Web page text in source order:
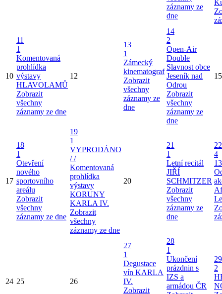
záznamy ze
dne
10
11
1
Komentovaná
prohlídka
výstavy
HLAVOLAMŮ
Zobrazit
všechny
záznamy ze dne
12
13
1
Zámecký
kinematograf
Zobrazit
všechny
záznamy ze
dne
14
2
Open-Air
Double
Slavnost obce
Jeseník nad
Odrou
Zobrazit
všechny
záznamy ze
dne
15
17
18
1
Otevření
nového
sportovního
areálu
Zobrazit
všechny
záznamy ze dne
19
1
VYPRODÁNO
/ /
Komentovaná
prohlídka
výstavy
KORUNY
KARLA IV.
Zobrazit
všechny
záznamy ze dne
20
21
1
Letní recitál
JIŘÍ
SCHMITZER
Zobrazit
všechny
záznamy ze
dne
22
4
24 25 26
27
1
Degustace
vín KARLA
IV.
Zobrazit
28
1
Ukončení
prázdnin s
IZS a
armádou ČR
29
2